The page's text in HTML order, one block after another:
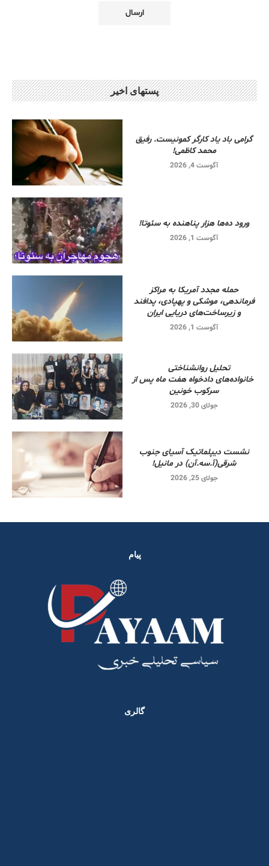
پستهای اخیر
گرامی باد یاد کارگر کمونیست. رفیق
محمد کاظمی!
آگوست 4, 2026
ورود ده‌ها هزار پناهنده به سئوتا!
آگوست 1, 2026
حمله مجدد آمریکا به مراکز
فرماندهی، موشکی و پهپادی، پدافند
و زیرساخت‌های دریایی ایران
آگوست 1, 2026
تحلیل روانشناختی
خانواده‌های دادخواه هفت ماه پس از
سرکوب خونین
جولای 30, 2026
نشست دیپلماتیک آسیای جنوب
شرقی‌(آ.سه.آن) در مانیل!
جولای 25, 2026
پیام
گالری